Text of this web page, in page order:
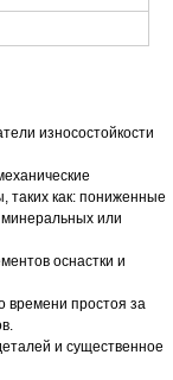
износостойкости
таких как: пониженные
или
оснастки и
времени простоя за
и существенное